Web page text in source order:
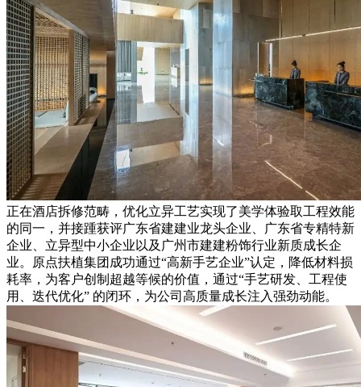
正在酒店拆修范畴，优化立异工艺实现了美学体验取工程效能
的同一，并接踵获评广东省建建业龙头企业、广东省专精特新
企业、立异型中小企业以及广州市建建粉饰行业新质成长企
业。原点扶植集团成功通过“高新手艺企业”认定，降低材料损
耗率，为客户创制超越等候的价值，通过“手艺研发、工程使
用、迭代优化” 的闭环，为公司高质量成长注入强劲动能。